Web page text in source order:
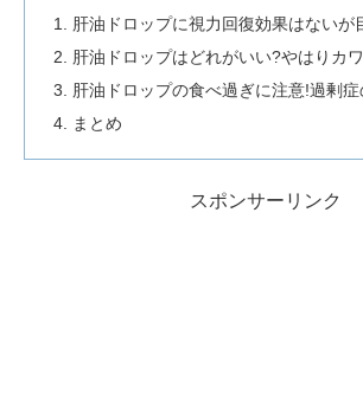
肝油ドロップに視力回復効果はないが
肝油ドロップはどれがいい?やはりカ
肝油ドロップの食べ過ぎに注意!過剰
まとめ
スポンサーリンク